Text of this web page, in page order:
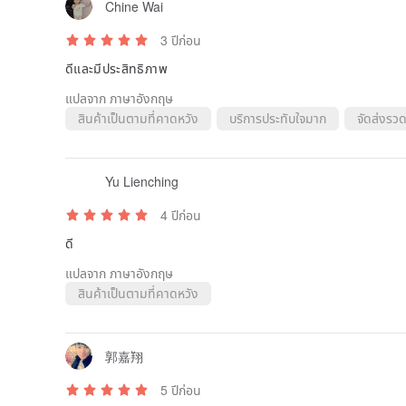
Chine Wai
3 ปีก่อน
ดีและมีประสิทธิภาพ
แปลจาก ภาษาอังกฤษ
สินค้าเป็นตามที่คาดหวัง
บริการประทับใจมาก จัดส่งรว
Yu Lienching
4 ปีก่อน
ดี
แปลจาก ภาษาอังกฤษ
สินค้าเป็นตามที่คาดหวัง
郭嘉翔
5 ปีก่อน